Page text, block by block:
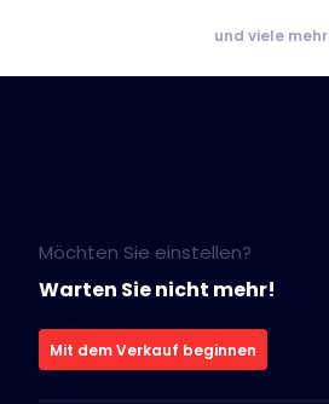
und viele mehr
Möchten Sie einstellen?
Warten Sie nicht mehr!
Mit dem Verkauf beginnen